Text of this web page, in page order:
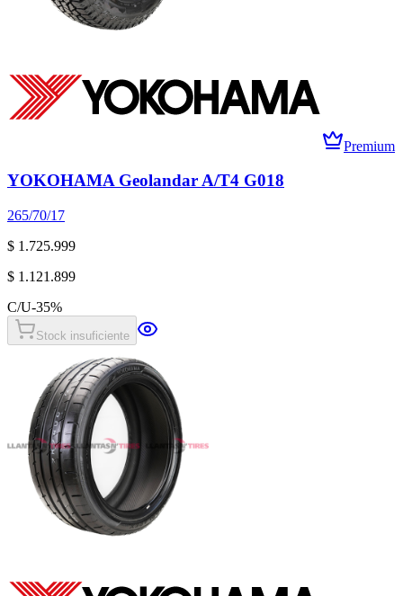
Premium
YOKOHAMA Geolandar A/T4 G018
265/70/17
$ 1.725.999
$ 1.121.899
C/U-35%
Stock insuficiente